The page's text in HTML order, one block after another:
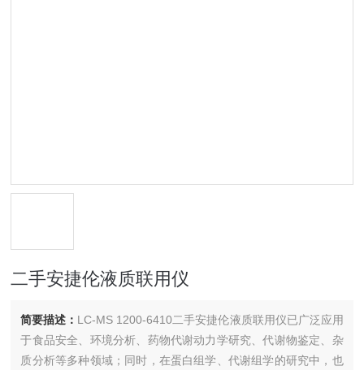
二手安捷伦液质联用仪
简要描述： LC-MS 1200-6410二手安捷伦液质联用仪已广泛应用
于食品安全、环境分析、药物代谢动力学研究、代谢物鉴定、杂
质分析等多种领域；同时，在蛋白组学、代谢组学的研究中，也